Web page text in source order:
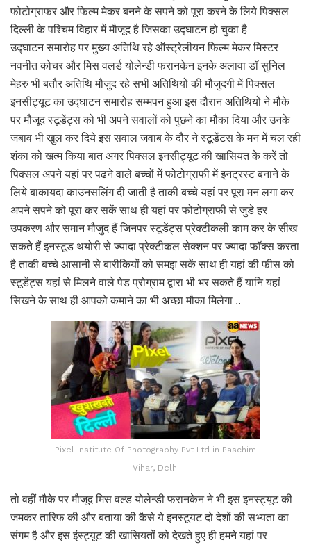
फोटोग्राफर और फिल्म मेकर बनने के सपने को पूरा करने के लिये पिक्सल
दिल्ली के पश्चिम विहार में मौजूद है जिसका उद्घाटन हो चुका है
उद्घाटन समारोह पर मुख्य अतिथि रहे ऑस्ट्रेलीयन फिल्म मेकर मिस्टर
नवनीत कोचर और मिस वलर्ड योलेन्डी फरानकेन इनके अलावा डॉ सुनिल
मेहरु भी बतौर अतिथि मौजुद रहे सभी अतिथियों की मौजुदगी में पिक्सल
इनसीट्यूट का उद्घाटन समारोह सम्मपन हुआ इस दौरान अतिथियों ने मौके
पर मौजूद स्टूडेंट्स को भी अपने सवालों को पुछने का मौका दिया और उनके
जबाव भी खुल कर दिये इस सवाल जवाब के दौर ने स्टूडेंटस के मन में चल रही
शंका को खत्म किया बात अगर पिक्सल इनसीट्यूट की खासियत के करें तो
पिक्सल अपने यहां पर पढने वाले बच्चों में फोटोग्राफी में इनट्रस्ट बनाने के
लिये बाकायदा काउनसलिंग दी जाती है ताकी बच्चे यहां पर पूरा मन लगा कर
अपने सपने को पूरा कर सकें साथ ही यहां पर फोटोग्राफी से जुडे हर
उपकरण और समान मौजुद हैं जिनपर स्टूडेंट्स प्रेक्टीकली काम कर के सीख
सकते हैं इनस्टूड थयोरी से ज्यादा प्रेक्टीकल सेक्शन पर ज्यादा फॉक्स करता
है ताकी बच्चे आसानी से बारीकियों को समझ सकें साथ ही यहां की फीस को
स्टूडेंट्स यहां से मिलने वाले पेड प्रोग्राम द्वारा भी भर सकते हैं यानि यहां
सिखने के साथ ही आपको कमाने का भी अच्छा मौका मिलेगा ..
Pixel Institute Of Photography Pvt Ltd in Paschim
Vihar, Delhi
तो वहीं मौके पर मौजूद मिस वल्ड योलेन्डी फरानकेन ने भी इस इनस्ट्यूट की
जमकर तारिफ की और बताया की कैसे ये इनस्टूयट दो देशों की सभ्यता का
संगम है और इस इंस्ट्यूट की खासियतों को देखते हुए ही हमने यहां पर